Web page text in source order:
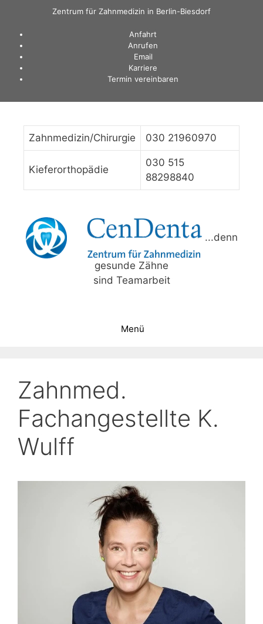
springen
Zentrum für Zahnmedizin in Berlin-Biesdorf
Anfahrt
Anrufen
Email
Karriere
Termin vereinbaren
Zahnmedizin/Chirurgie 030 21960970
Kieferorthopädie
030 515
88298840
...denn
gesunde Zähne
sind Teamarbeit
Menü
Zahnmed.
Fachangestellte K.
Wulff